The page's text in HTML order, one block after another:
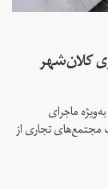
کلان‌شهر
ماجرای
تجاری از